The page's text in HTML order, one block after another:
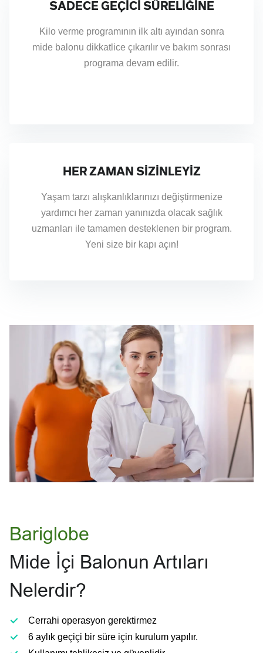
ZAYIFLAMA
PROBLEMİNİZ Mİ
SADECE GEÇİCİ SÜRELİĞİNE
Kilo verme programının ilk altı ayından sonra
mide balonu dikkatlice çıkarılır ve bakım sonrası
programa devam edilir.
HER ZAMAN SİZİNLEYİZ
Yaşam tarzı alışkanlıklarınızı değiştirmenize
yardımcı her zaman yanınızda olacak sağlık
uzmanları ile tamamen desteklenen bir program.
Yeni size bir kapı açın!
Bariglobe
Mide İçi Balonun Artıları
Nelerdir?
Cerrahi operasyon gerektirmez
6 aylık geçiçi bir süre için kurulum yapılır.